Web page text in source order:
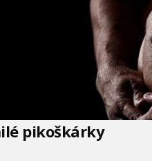
pikoškárky